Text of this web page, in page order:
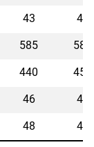
43 44
585 585
440 455
46 46
48 48